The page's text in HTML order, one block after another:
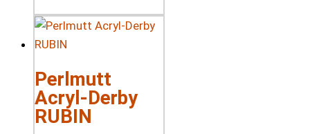
Perlmutt
Acryl-Derby
RUBIN